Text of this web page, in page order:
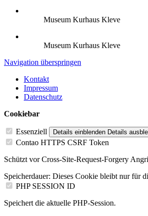
Museum Kurhaus Kleve
Museum Kurhaus Kleve
Navigation überspringen
Kontakt
Impressum
Datenschutz
Cookiebar
Essenziell Details einblenden Details
Contao HTTPS CSRF Token
Schützt vor Cross-Site-Request-Forgery
Speicherdauer: Dieses Cookie bleibt nur für
PHP SESSION ID
Speichert die aktuelle PHP-Session.